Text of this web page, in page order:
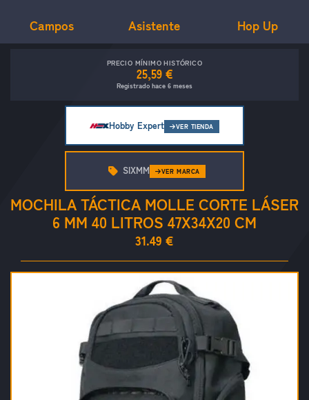
Campos Asistente Hop Up
PRECIO MÍNIMO HISTÓRICO
25,59 €
Registrado hace 6 meses
Hobby Expert VER TIENDA
MOCHILA TÁCTICA MOLLE CORTE LÁSER
6 MM 40 LITROS 47X34X20 CM
31.49 €
SIXMM VER MARCA